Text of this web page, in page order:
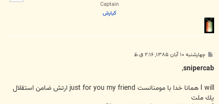
Captain
كيارش
پ
ت
چهارشنبه ۱۰ آبان ۱۳۸۵, ۲:۱۶ ق.ظ
snipercab
,
I will همانا خدا با مومنانست just for you my friend ارتش ضامن استقلال
يك ملت